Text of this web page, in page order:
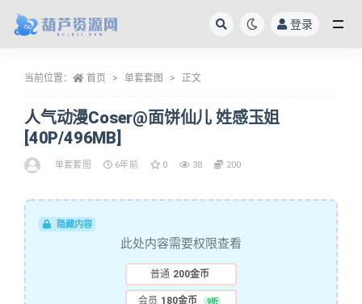
登录
当前位置： 首页 单套套图 正文
人气动漫Coser@面饼仙儿 姓感玉姐
[40P/496MB]
单套套图 6年前 0 38 200
隐藏内容
此处内容需要权限查看
普通 200金币
会员 180金币 9折